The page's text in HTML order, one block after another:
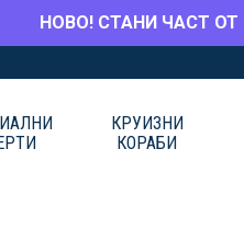
НОВО! СТАНИ ЧАСТ ОТ
КРУИЗНИ
КОРАБИ